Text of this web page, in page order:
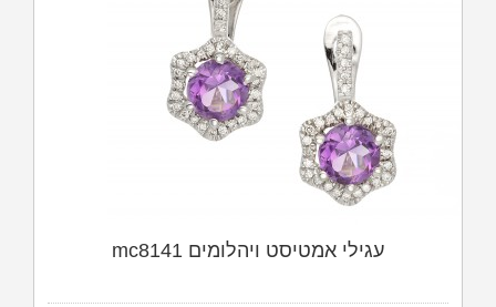
עגילי אמטיסט ויהלומים mc8141